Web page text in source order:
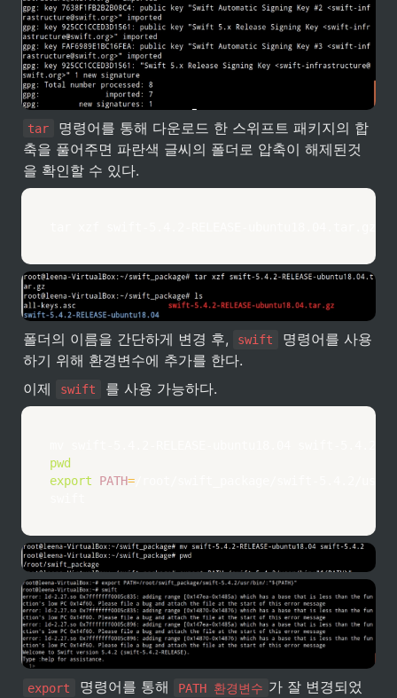
tar
명령어를 통해 다운로드 한 스위프트 패키지의 합
축을 풀어주면 파란색 글씨의 폴더로 압축이 해제된것
을 확인할 수 있다.
폴더의 이름을 간단하게 변경 후, swift
명령어를 사용
하기 위해 환경변수에 추가를 한다.
이제
swift 를 사용 가능하다.
pwd
export
PATH=
export 명령어를 통해 PATH 환경변수 가 잘 변경되었